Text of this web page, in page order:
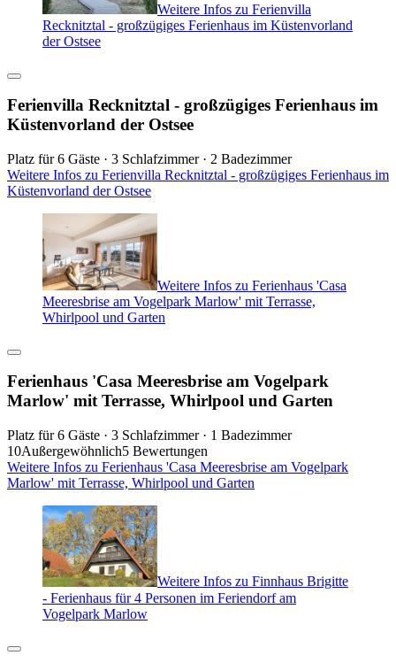
Weitere Infos zu Ferienvilla
Recknitztal - großzügiges Ferienhaus im Küstenvorland
der Ostsee
Ferienvilla Recknitztal - großzügiges Ferienhaus im
Küstenvorland der Ostsee
Platz für 6 Gäste · 3 Schlafzimmer · 2 Badezimmer
Weitere Infos zu Ferienvilla Recknitztal - großzügiges Ferienhaus im
Küstenvorland der Ostsee
Weitere Infos zu Ferienhaus 'Casa
Meeresbrise am Vogelpark Marlow' mit Terrasse,
Whirlpool und Garten
Ferienhaus 'Casa Meeresbrise am Vogelpark
Marlow' mit Terrasse, Whirlpool und Garten
Platz für 6 Gäste · 3 Schlafzimmer · 1 Badezimmer
10Außergewöhnlich5 Bewertungen
Weitere Infos zu Ferienhaus 'Casa Meeresbrise am Vogelpark
Marlow' mit Terrasse, Whirlpool und Garten
Weitere Infos zu Finnhaus Brigitte
- Ferienhaus für 4 Personen im Feriendorf am
Vogelpark Marlow